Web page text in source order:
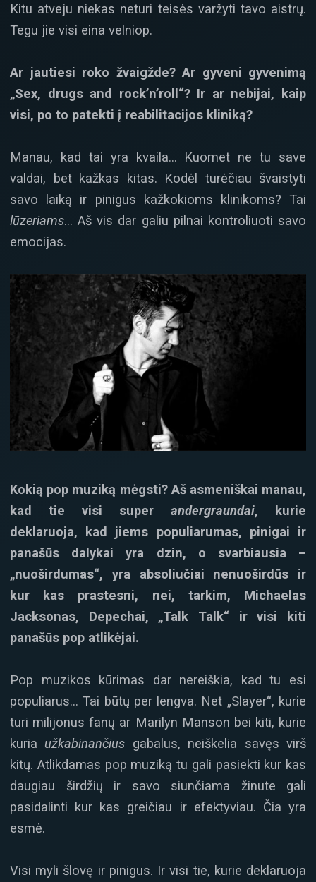
Kitu atveju niekas neturi teisės varžyti tavo aistrų.
Tegu jie visi eina velniop.
Ar jautiesi roko žvaigžde? Ar gyveni gyvenimą
„Sex, drugs and rock’n’roll“? Ir ar nebijai, kaip
visi, po to patekti į reabilitacijos kliniką?
Manau, kad tai yra kvaila… Kuomet ne tu save
valdai, bet kažkas kitas. Kodėl turėčiau švaistyti
savo laiką ir pinigus kažkokioms klinikoms? Tai
lūzeriams… Aš vis dar galiu pilnai kontroliuoti savo
emocijas.
Kokią pop muziką mėgsti? Aš asmeniškai manau,
kad tie visi super andergraundai, kurie
deklaruoja, kad jiems populiarumas, pinigai ir
panašūs dalykai yra dzin, o svarbiausia –
„nuoširdumas“, yra absoliučiai nenuoširdūs ir
kur kas prastesni, nei, tarkim, Michaelas
Jacksonas, Depechai, „Talk Talk“ ir visi kiti
panašūs pop atlikėjai.
Pop muzikos kūrimas dar nereiškia, kad tu esi
populiarus… Tai būtų per lengva. Net „Slayer“, kurie
turi milijonus fanų ar Marilyn Manson bei kiti, kurie
kuria užkabinančius gabalus, neiškelia savęs virš
kitų. Atlikdamas pop muziką tu gali pasiekti kur kas
daugiau širdžių ir savo siunčiama žinute gali
pasidalinti kur kas greičiau ir efektyviau. Čia yra
esmė.
Visi myli šlovę ir pinigus. Ir visi tie, kurie deklaruoja